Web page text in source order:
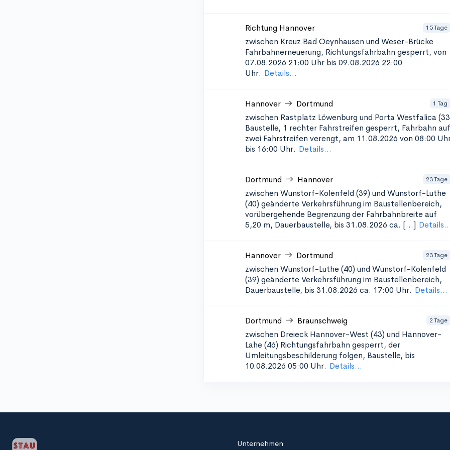
Richtung Hannover 15 Tage
zwischen Kreuz Bad Oeynhausen und Weser-Brücke
Fahrbahnerneuerung, Richtungsfahrbahn gesperrt, von
07.08.2026 21:00 Uhr bis 09.08.2026 22:00
Uhr. Details...
Hannover Dortmund 1 Tag
zwischen Rastplatz Löwenburg und Porta Westfalica
Baustelle, 1 rechter Fahrstreifen gesperrt, Fahrbahn auf
zwei Fahrstreifen verengt, am 11.08.2026 von 08:00
bis 16:00 Uhr. Details...
Dortmund Hannover 23 Tage
zwischen Wunstorf-Kolenfeld (39) und Wunstorf-Luthe
(40) geänderte Verkehrsführung im Baustellenbereich,
vorübergehende Begrenzung der Fahrbahnbreite auf
5,20 m, Dauerbaustelle, bis 31.08.2026 ca. [...] Details...
Hannover Dortmund 23 Tage
zwischen Wunstorf-Luthe (40) und Wunstorf-Kolenfeld
(39) geänderte Verkehrsführung im Baustellenbereich,
Dauerbaustelle, bis 31.08.2026 ca. 17:00 Uhr. Details...
Dortmund Braunschweig 2 Tage
zwischen Dreieck Hannover-West (43) und Hannover-
Lahe (46) Richtungsfahrbahn gesperrt, der
Umleitungsbeschilderung folgen, Baustelle, bis
10.08.2026 05:00 Uhr. Details...
Unternehmen